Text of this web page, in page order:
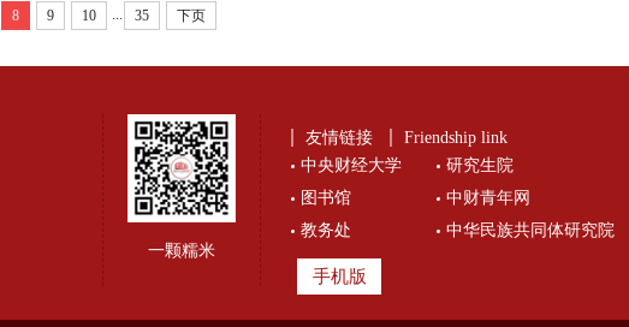
8 9 10 35 下页
一颗糯米
友情链接
Friendship link
中央财经大学
图书馆
教务处
研究生院
中财青年网
中华民族共同体研究院
手机版